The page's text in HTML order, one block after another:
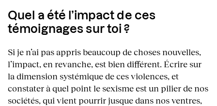
Quel a été l’impact de ces
témoignages sur toi ?
Si je n’ai pas appris beaucoup de choses nouvelles,
l’impact, en revanche, est bien différent. Écrire sur
la dimension systémique de ces violences, et
constater à quel point le sexisme est un pilier de nos
sociétés, qui vient pourrir jusque dans nos ventres,